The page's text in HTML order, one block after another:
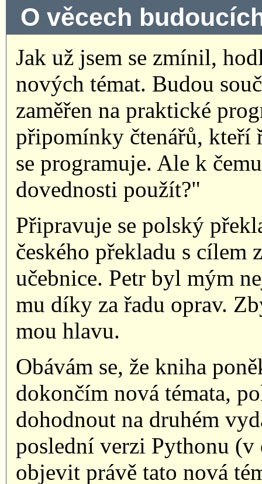
O věcech
Jak už jsem se zmínil,
nových témat. Budou
zaměřen na praktické
připomínky čtenářů,
se programuje. Ale k
dovednosti použít?"
Připravuje se polský
českého překladu s cílem
učebnice. Petr byl mým
mu díky za řadu oprav.
mou hlavu.
Obávám se, že kniha
dokončím nová témata,
dohodnout na druhém
poslední verzi Pythonu (v
objevit právě tato nová